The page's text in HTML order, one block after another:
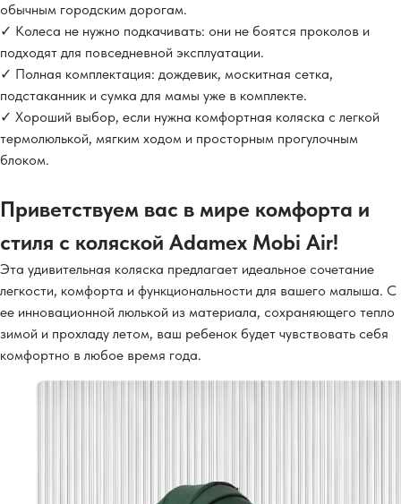
обычным городским дорогам.
✓ Колеса не нужно подкачивать: они не боятся проколов и
подходят для повседневной эксплуатации.
✓ Полная комплектация: дождевик, москитная сетка,
подстаканник и сумка для мамы уже в комплекте.
✓ Хороший выбор, если нужна комфортная коляска с легкой
термолюлькой, мягким ходом и просторным прогулочным
блоком.
Приветствуем вас в мире комфорта и
стиля с коляской Adamex Mobi Air!
Эта удивительная коляска предлагает идеальное сочетание
легкости, комфорта и функциональности для вашего малыша. С
ее инновационной люлькой из материала, сохраняющего тепло
зимой и прохладу летом, ваш ребенок будет чувствовать себя
комфортно в любое время года.